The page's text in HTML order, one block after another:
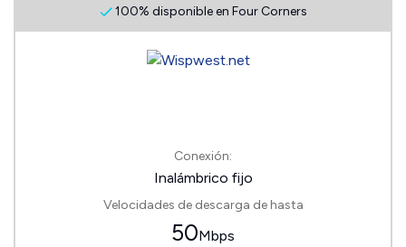
100% disponible en Four Corners
Conexión:
Inalámbrico fijo
Velocidades de descarga de hasta
50Mbps